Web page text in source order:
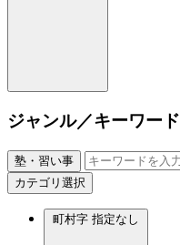
ジャンル／キーワード
塾・習い事
カテゴリ選択
町村字 指定なし